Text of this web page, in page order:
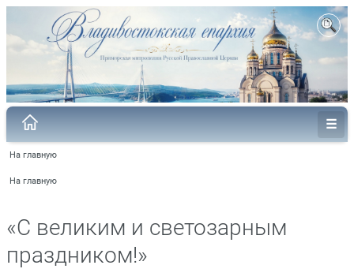
На главную
На главную
«С великим и светозарным
праздником!»